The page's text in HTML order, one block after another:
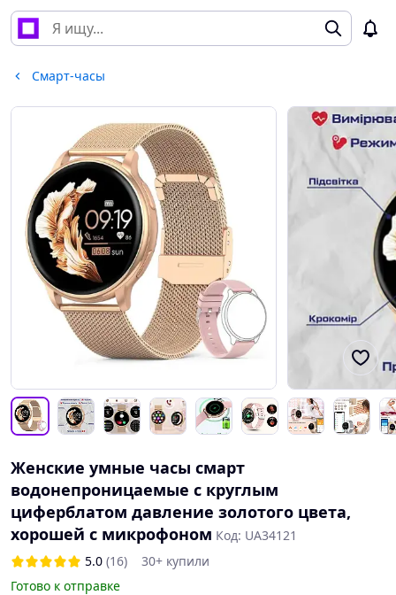
Смарт-часы
Женские умные часы смарт
водонепроницаемые с круглым
циферблатом давление золотого цвета,
хорошей с микрофоном Код: UA34121
5.0 (16)
30+ купили
Готово к отправке